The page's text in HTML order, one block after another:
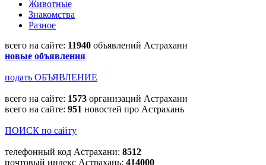
Животные
Знакомства
Разное
всего на сайте: 11940 объявлений Астрахани
новые объявления
подать ОБЪЯВЛЕНИЕ
всего на сайте: 1573 организаций Астрахани
всего на сайте: 951 новостей про Астрахань
ПОИСК по сайту
телефонный код Астрахани: 8512
почтовый индекс Астрахань: 414000